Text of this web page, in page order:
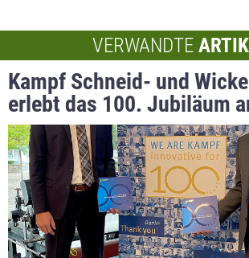
VERWANDTE
Kampf Schneid- und
erlebt das 100. Jubiläum
erwartet